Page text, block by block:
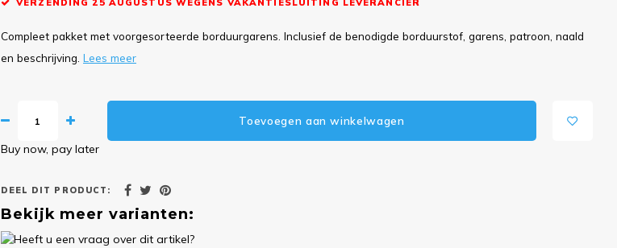
VERZENDING 25 AUGUSTUS WEGENS VAKANTIESLUITING LEVERANCIER
Compleet pakket met voorgesorteerde borduurgarens. Inclusief de benodigde borduurstof, garens, patroon, naald
en beschrijving. Lees meer
Toevoegen aan winkelwagen
Buy now, pay later
DEEL DIT PRODUCT:
Bekijk meer varianten: